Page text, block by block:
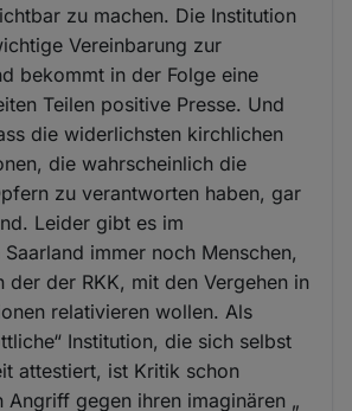
zu machen. Die Institution
Vereinbarung zur
bekommt in der Folge eine
Teilen positive Presse. Und
die widerlichsten kirchlichen
die wahrscheinlich die
zu verantworten haben, gar
Leider gibt es im
immer noch Menschen,
der der RKK, mit den Vergehen in
relativieren wollen. Als
Institution, die sich selbst
attestiert, ist Kritik schon
Angriff gegen ihren imaginären „